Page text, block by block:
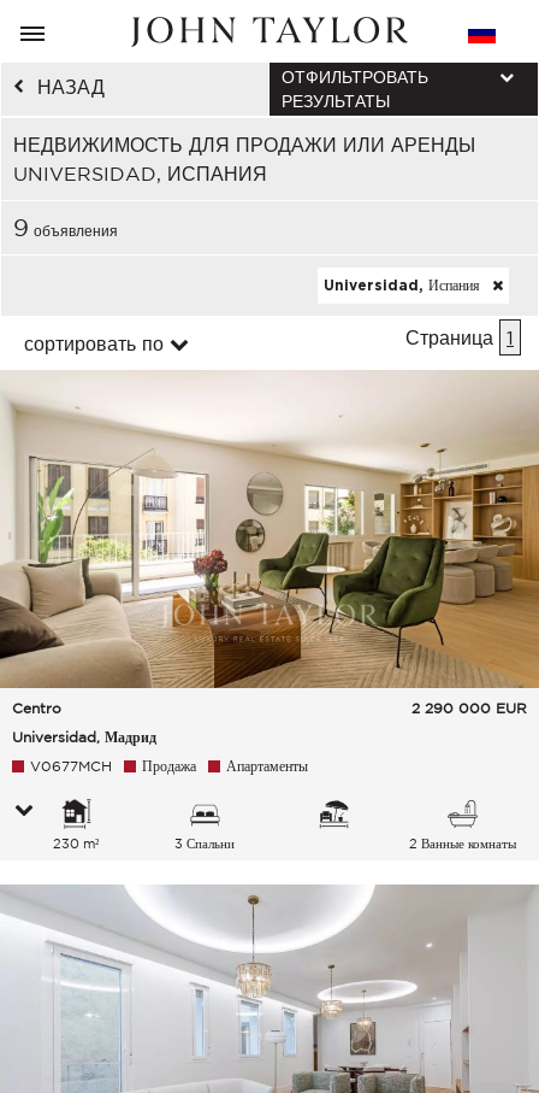
НАЗАД
НЕДВИЖИМОСТЬ ДЛЯ ПРОДАЖИ ИЛИ АРЕНДЫ
UNIVERSIDAD, ИСПАНИЯ
ОТФИЛЬТРОВАТЬ
РЕЗУЛЬТАТЫ
9 объявления
Universidad, Испания
сортировать по Страница 1
Centro
Universidad, Мадрид
2 290 000 EUR
V0677MCH Продажа Апартаменты
230 m² 3 Спальни 2 Ванные комнаты